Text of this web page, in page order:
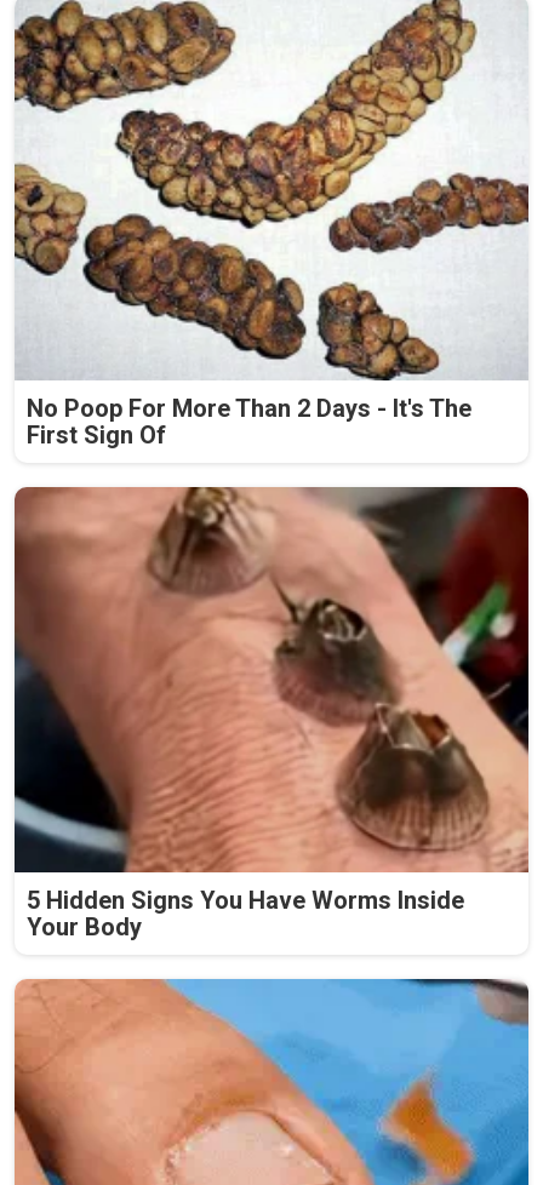
No Poop For More Than 2 Days - It's The
First Sign Of
5 Hidden Signs You Have Worms Inside
Your Body